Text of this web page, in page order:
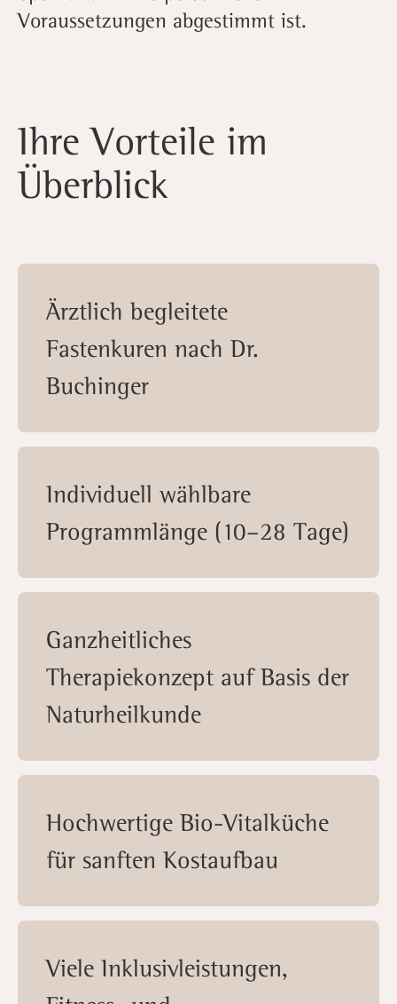
Voraussetzungen abgestimmt ist.
Ihre Vorteile im
Überblick
Ärztlich begleitete
Fastenkuren nach Dr.
Buchinger
Individuell wählbare
Programmlänge (10–28 Tage)
Ganzheitliches
Therapiekonzept auf Basis der
Naturheilkunde
Hochwertige Bio-Vitalküche
für sanften Kostaufbau
Viele Inklusivleistungen,